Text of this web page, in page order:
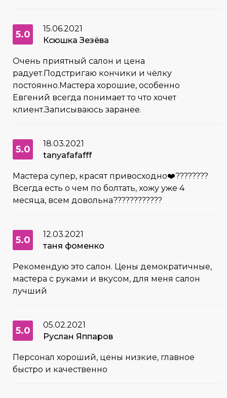
5.0
15.06.2021
Ксюшка Зезёва
Очень приятный салон и цена
радует.Подстригаю кончики и чёлку
постоянно.Мастера хорошие, особенно
Евгений всегда понимает то что хочет
клиент.Записываюсь заранее.
5.0
18.03.2021
tanyafafafff
Мастера супер, красят привосходно❤️????????
Всегда есть о чем по болтать, хожу уже 4
месяца, всем довольна????????????
5.0
12.03.2021
таня фоменко
Рекомендую это салон. Цены демократичные,
мастера с руками и вкусом, для меня салон
лучший
5.0
05.02.2021
Руслан Яппаров
Персонал хороший, цены низкие, главное
быстро и качественно